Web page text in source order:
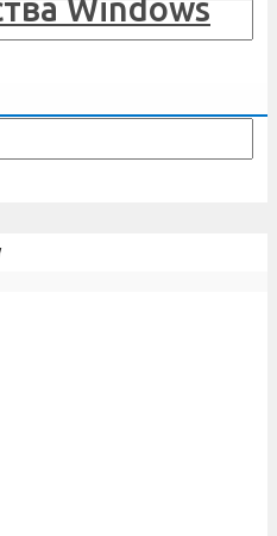
Windows